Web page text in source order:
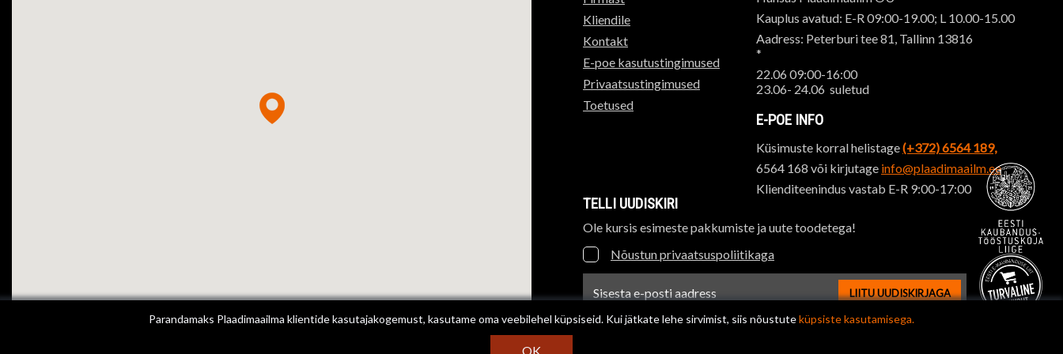
Parandamaks Plaadimaailma klientide kasutajakogemust, kasutame oma veebilehel küpsiseid. Kui jätkate lehe sirvimist, siis nõustuteküpsiste kasutamisega.
OK
Kliendile
Kontakt
E-poe kasutustingimused
Privaatsustingimused
Toetused
Kauplus avatud: E-R 09:00-19.00; L 10.00-15.00
Aadress: Peterburi tee 81, Tallinn 13816
*
22.06 09:00-16:00
23.06- 24.06 suletud
E-POE INFO
Küsimuste korral helistage(+372) 6564 189,
6564 168 või kirjutage info@plaadimaailm.ee
Klienditeenindus vastab E-R 9:00-17:00
TELLI UUDISKIRI
Ole kursis esimeste pakkumiste ja uute toodetega!
Nõustun privaatsuspoliitikaga
Uudiskirja e-posti aadressi sisestus
LIITU UUDISKIRJAGA